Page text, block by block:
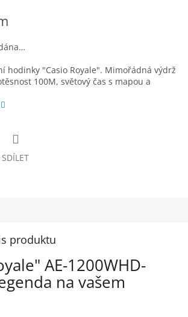
hodinky "Casio Royale". Mimořádná výdrž
100M, světový čas s mapou a
SDÍLET
produktu
AE-1200WHD-
na vašem